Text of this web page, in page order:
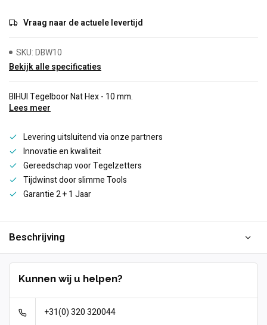
Vraag naar de actuele levertijd
SKU: DBW10
Bekijk alle specificaties
BIHUI Tegelboor Nat Hex - 10 mm.
Lees meer
Levering uitsluitend via onze partners
Innovatie en kwaliteit
Gereedschap voor Tegelzetters
Tijdwinst door slimme Tools
Garantie 2 + 1 Jaar
Beschrijving
Kunnen wij u helpen?
+31(0) 320 320044